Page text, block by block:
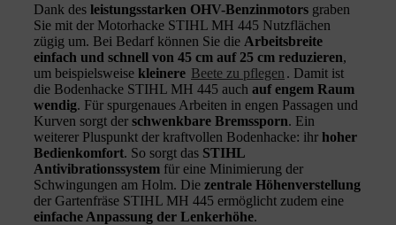
Dank des leistungsstarken OHV-Benzinmotors graben
Sie mit der Motorhacke STIHL MH 445 Nutzflächen
zügig um. Bei Bedarf können Sie die Arbeitsbreite
einfach und schnell von 45 cm auf 25 cm reduzieren,
um beispielsweise kleinere Beete zu pflegen . Damit ist
die Bodenhacke STIHL MH 445 auch auf engem Raum
wendig. Für spurgenaues Arbeiten in engen Passagen und
Kurven sorgt der schwenkbare Bremssporn. Ein
weiterer Pluspunkt der kraftvollen Bodenhacke: ihr hoher
Bedienkomfort. So sorgt das STIHL
Antivibrationssystem für eine Minimierung der
Schwingungen am Holm. Die zentrale Höhenverstellung
der Gartenfräse STIHL MH 445 ermöglicht zudem eine
einfache Anpassung der Lenkerhöhe.